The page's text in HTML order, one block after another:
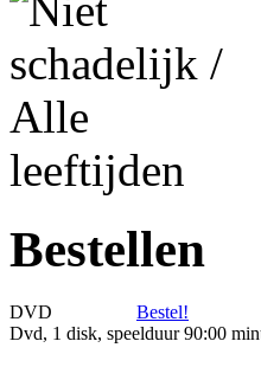
Bestellen
DVD
Bestel!
Dvd, 1 disk, speelduur 90:00